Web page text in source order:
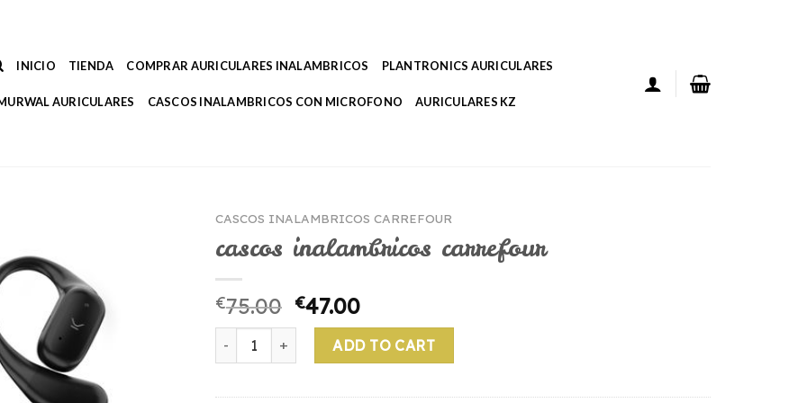
INICIO TIENDA COMPRAR AURICULARES INALAMBRICOS PLANTRONICS AURICULARES
AURICULARES CASCOS INALAMBRICOS CON MICROFONO AURICULARES KZ
CASCOS INALAMBRICOS CARREFOUR
cascos inalambricos carrefour
€75.00 €47.00
cascos inalambricos carrefour quantity
ADD TO CART